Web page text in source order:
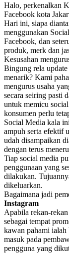
Halo, perkenalkan
Facebook kota
Hari ini, siapa
menggunakan
Facebook, dan
produk, merk dan
Kesusahan
Bingung rela update
menarik? Kami
mengurus usaha
secara seiring pasti
untuk memicu
konsumen perlu
Social Media kala
ampuh serta efektif
udah disampaikan
dengan terus
Tiap social media
penggunaan yang
dilakukan.
dikeluarkan.
Bagaimana jadi
Instagram
Apabila rekan-
sebagai tempat
kawan pahami ialah
masuk pada
pengguna yang